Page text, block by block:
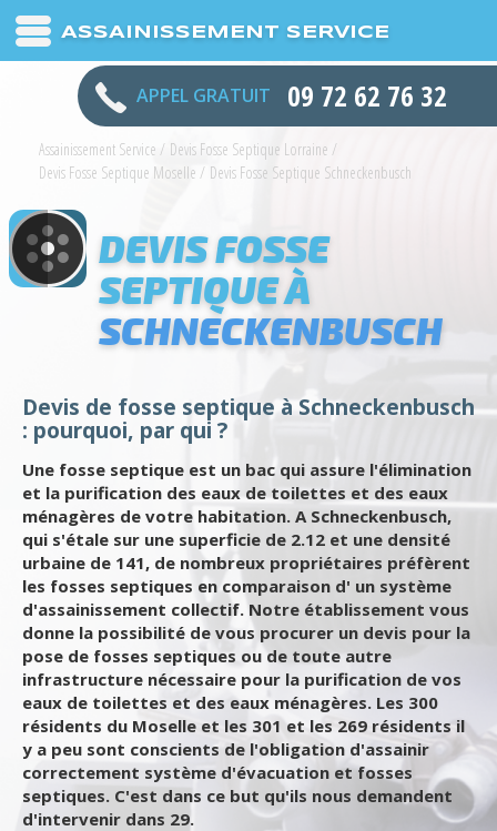
ASSAINISSEMENT SERVICE
APPEL GRATUIT 09 72 62 76 32
Assainissement Service / Devis Fosse Septique Lorraine /
Devis Fosse Septique Moselle / Devis Fosse Septique Schneckenbusch
DEVIS FOSSE
SEPTIQUE À
SCHNECKENBUSCH
Devis de fosse septique à Schneckenbusch
: pourquoi, par qui ?
Une fosse septique est un bac qui assure l'élimination
et la purification des eaux de toilettes et des eaux
ménagères de votre habitation. A Schneckenbusch,
qui s'étale sur une superficie de 2.12 et une densité
urbaine de 141, de nombreux propriétaires préfèrent
les fosses septiques en comparaison d' un système
d'assainissement collectif. Notre établissement vous
donne la possibilité de vous procurer un devis pour la
pose de fosses septiques ou de toute autre
infrastructure nécessaire pour la purification de vos
eaux de toilettes et des eaux ménagères. Les 300
résidents du Moselle et les 301 et les 269 résidents il
y a peu sont conscients de l'obligation d'assainir
correctement système d'évacuation et fosses
septiques. C'est dans ce but qu'ils nous demandent
d'intervenir dans 29.